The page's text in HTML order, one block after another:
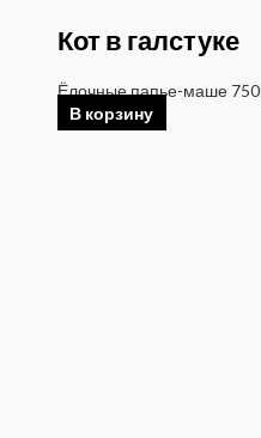
Кот в галстуке
Ёлочные папье-маше 750
В корзину